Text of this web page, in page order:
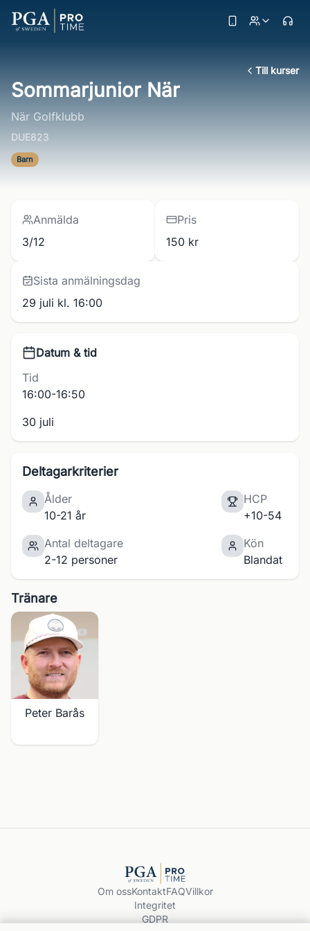
Till kurser
Sommarjunior När
När Golfklubb
DUE823
Barn
Anmälda
3/12
Pris
150 kr
Sista anmälningsdag
29 juli kl. 16:00
Datum & tid
Tid
16:00-16:50
30 juli
Deltagarkriterier
Ålder
10-21 år
HCP
+10-54
Antal deltagare
2-12 personer
Kön
Blandat
Tränare
Peter Barås
Om ossKontaktFAQVillkor
Integritet
GDPR